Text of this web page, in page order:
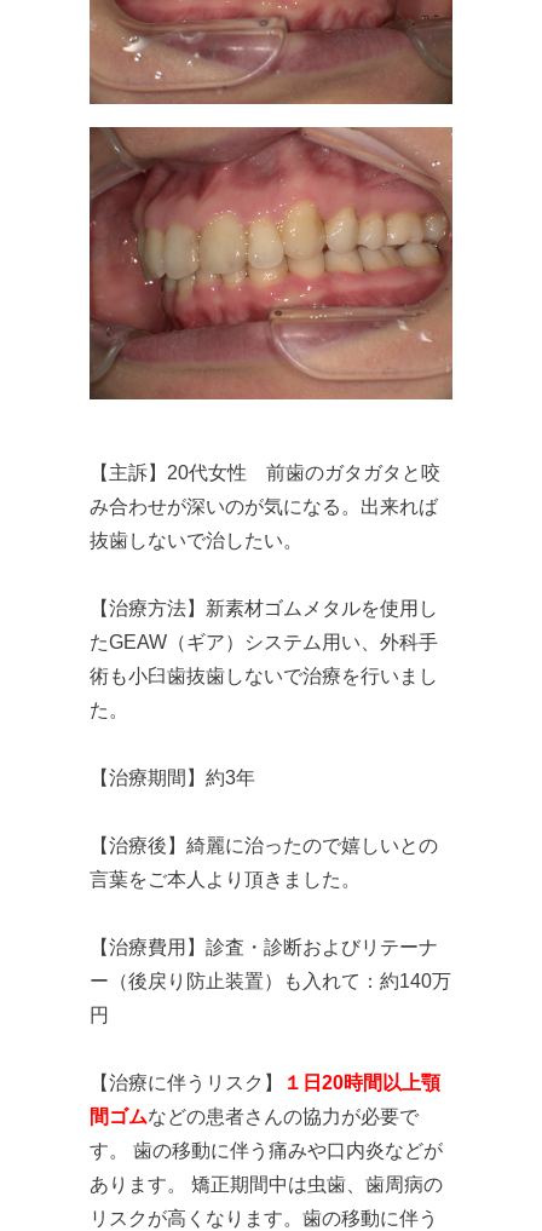
【主訴】20代女性 前歯のガタガタと咬
み合わせが深いのが気になる。出来れば
抜歯しないで治したい。
【治療方法】新素材ゴムメタルを使用し
たGEAW（ギア）システム用い、外科手
術も小臼歯抜歯しないで治療を行いまし
た。
【治療期間】約3年
【治療後】綺麗に治ったので嬉しいとの
言葉をご本人より頂きました。
【治療費用】診査・診断およびリテーナ
ー（後戻り防止装置）も入れて：約140万
円
【治療に伴うリスク】
１日20時間以上顎
間ゴムなどの患者さんの協力が必要で
す。 歯の移動に伴う痛みや口内炎などが
あります。 矯正期間中は虫歯、歯周病の
リスクが高くなります。歯の移動に伴う